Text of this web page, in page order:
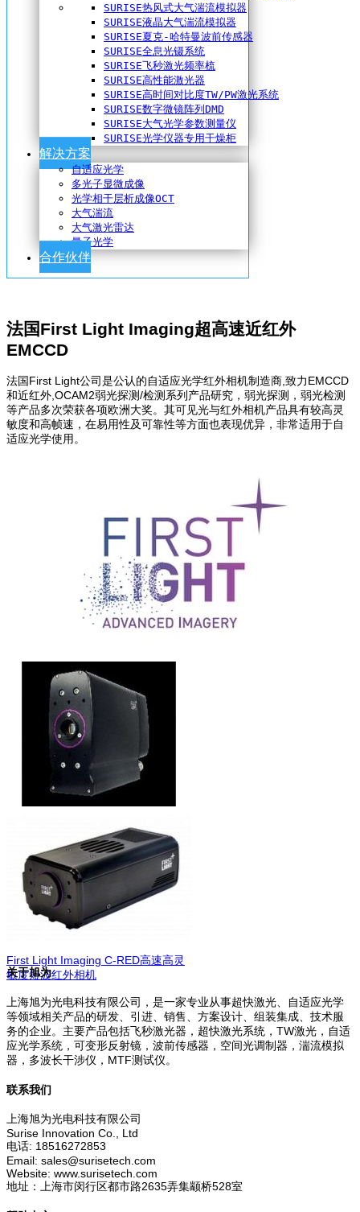
SURISE热风式大气湍流模拟器
SURISE液晶大气湍流模拟器
SURISE夏克-哈特曼波前传感器
SURISE全息光镊系统
SURISE飞秒激光频率梳
SURISE高性能激光器
SURISE高时间对比度TW/PW激光系统
SURISE数字微镜阵列DMD
SURISE大气光学参数测量仪
SURISE光学仪器专用干燥柜
解决方案
自适应光学
多光子显微成像
光学相干层析成像OCT
大气湍流
大气激光雷达
量子光学
合作伙伴
法国First Light Imaging超高速近红外
EMCCD
法国First Light公司是公认的自适应光学红外相机制造商,致力EMCCD
和近红外,OCAM2弱光探测/检测系列产品研究，弱光探测，弱光检测
等产品多次荣获各项欧洲大奖。其可见光与红外相机产品具有较高灵
敏度和高帧速，在易用性及可靠性等方面也表现优异，非常适用于自
适应光学使用。
First Light Imaging C-RED高速高灵
敏度短波红外相机
关于旭为
上海旭为光电科技有限公司，是一家专业从事超快激光、自适应光学
等领域相关产品的研发、引进、销售、方案设计、组装集成、技术服
务的企业。主要产品包括飞秒激光器，超快激光系统，TW激光，自适
应光学系统，可变形反射镜，波前传感器，空间光调制器，湍流模拟
器，多波长干涉仪，MTF测试仪。
联系我们
上海旭为光电科技有限公司
Surise Innovation Co., Ltd
电话: 18516272853
Email: sales@surisetech.com
Website: www.surisetech.com
地址：上海市闵行区都市路2635弄集颛桥528室